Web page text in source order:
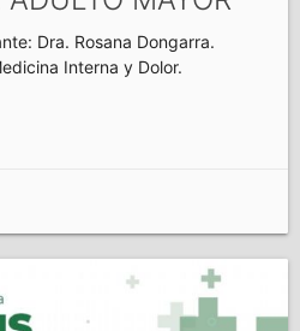
Dra. Rosana Dongarra.
Interna y Dolor.